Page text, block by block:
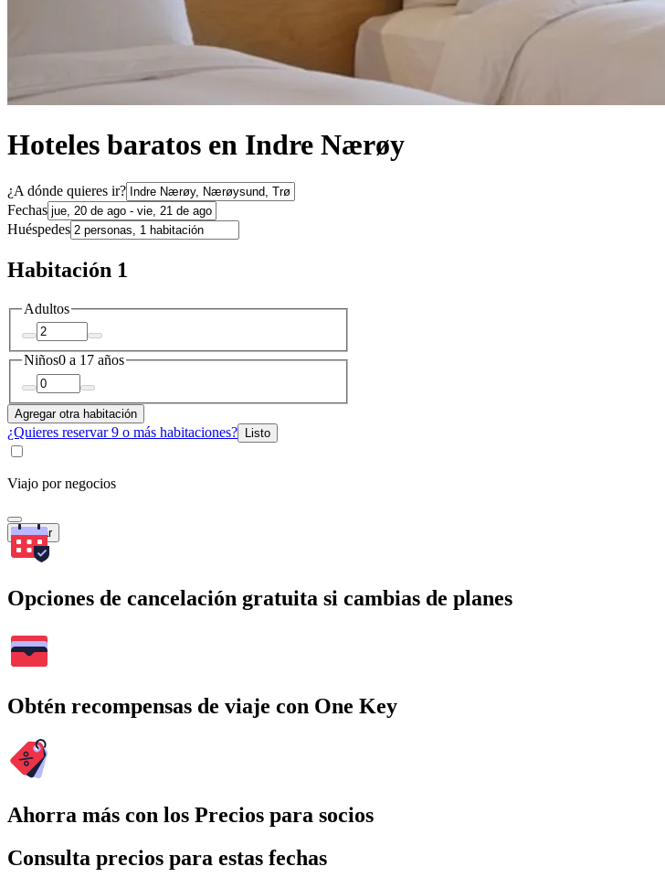
Hoteles baratos en Indre Nærøy
¿A dónde quieres ir?
Fechas
Huéspedes
Habitación 1
Adultos
Niños0 a 17 años
Agregar otra habitación
¿Quieres reservar 9 o más habitaciones? Listo
Viajo por negocios
Buscar
Opciones de cancelación gratuita si cambias de planes
Obtén recompensas de viaje con One Key
Ahorra más con los Precios para socios
Consulta precios para estas fechas